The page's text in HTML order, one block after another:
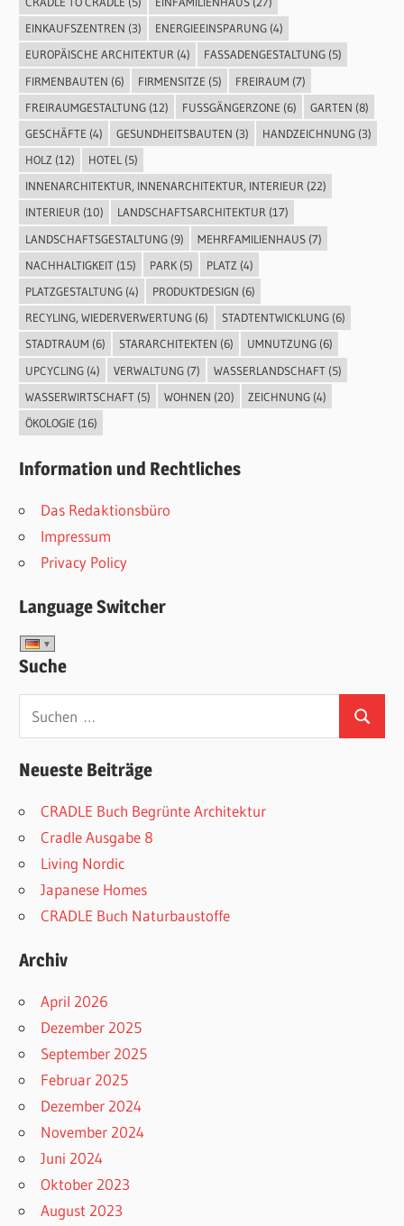
EINKAUFSZENTREN (3) ENERGIEEINSPARUNG(4)
EUROPÄISCHE ARCHITEKTUR(4) FASSADENGESTALTUNG(5)
FIRMENBAUTEN (6) FIRMENSITZE (5) FREIRAUM (7)
FREIRAUMGESTALTUNG(12) FUSSGÄNGERZONE (6) GARTEN (8)
GESCHÄFTE (4) GESUNDHEITSBAUTEN (3) HANDZEICHNUNG(3)
HOLZ (12) HOTEL (5)
INNENARCHITEKTUR, INNENARCHITEKTUR, INTERIEUR(22)
INTERIEUR(10) LANDSCHAFTSARCHITEKTUR(17)
LANDSCHAFTSGESTALTUNG(9) MEHRFAMILIENHAUS(7)
NACHHALTIGKEIT(15) PARK(5) PLATZ (4)
PLATZGESTALTUNG(4) PRODUKTDESIGN (6)
RECYLING, WIEDERVERWERTUNG(6) STADTENTWICKLUNG(6)
STADTRAUM (6) STARARCHITEKTEN (6) UMNUTZUNG(6)
UPCYCLING(4) VERWALTUNG(7) WASSERLANDSCHAFT(5)
WASSERWIRTSCHAFT(5) WOHNEN (20) ZEICHNUNG(4)
ÖKOLOGIE (16)
Information und Rechtliches
Das Redaktionsbüro
Impressum
Privacy Policy
Language Switcher
Suche
Suchen
nach:
Suchen
Neueste Beiträge
CRADLE Buch Begrünte Architektur
Cradle Ausgabe 8
Living Nordic
Japanese Homes
CRADLE Buch Naturbaustoffe
Archiv
April 2026
Dezember 2025
September 2025
Februar 2025
Dezember 2024
November 2024
Juni 2024
Oktober 2023
August 2023